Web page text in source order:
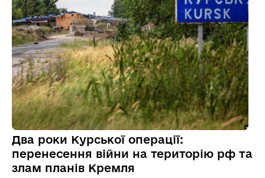
Два роки Курської операції:
перенесення війни на територію рф та
злам планів Кремля